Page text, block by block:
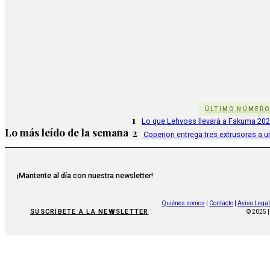
ÚLTIMO NÚMERO
Lo más leído de la semana
1 Lo que Lehvoss llevará a Fakuma
2 Coperion entrega tres extrusoras a
¡Mantente al día con nuestra newsletter!
SUSCRÍBETE A LA NEWSLETTER
Quiénes somos Contacto
Aviso Legal
© 2025